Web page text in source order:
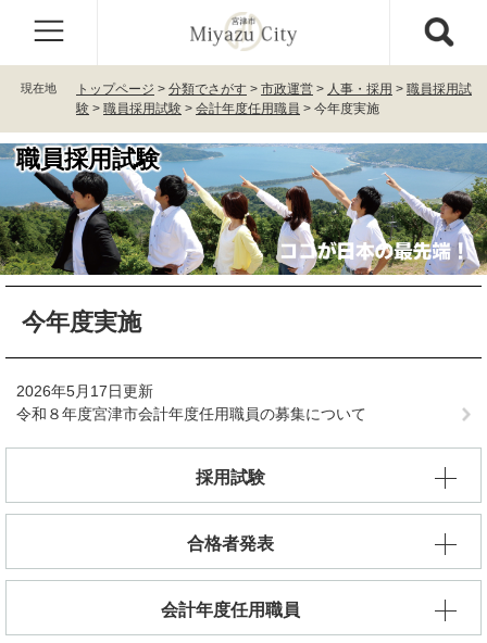
で
す
ば
し
本
文
へ
現在地 トップページ > 分類でさがす > 市政運営 > 人事・採用 > 職員採用試
験 > 職員採用試験 > 会計年度任用職員 > 今年度実施
職員採用試験
今年度実施
2026年5月17日更新
令和８年度宮津市会計年度任用職員の募集について
採用試験
合格者発表
会計年度任用職員